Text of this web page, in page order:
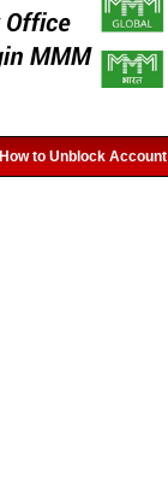
How to Unblock Account